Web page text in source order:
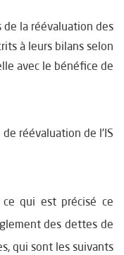
de la réévaluation des
à leurs bilans selon
avec le bénéfice de:
réévaluation de l’IS,
qui est précisé ce
des dettes de
qui sont les suivants :